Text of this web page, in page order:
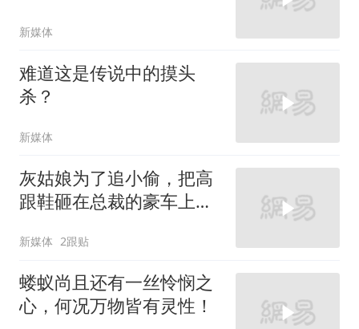
新媒体
难道这是传说中的摸头
杀？
新媒体
灰姑娘为了追小偷，把高
跟鞋砸在总裁的豪车上，
新媒体 2跟贴
蝼蚁尚且还有一丝怜悯之
心，何况万物皆有灵性！